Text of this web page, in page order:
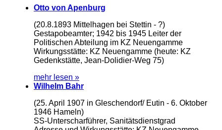
Otto von Apenburg
(20.8.1893 Mittelhagen bei Stettin - ?)
Gestapobeamter; 1942 bis 1945 Leiter der
Politischen Abteilung im KZ Neuengamme
Wirkungsstätte: KZ Neuengamme (heute: KZ
Gedenkstätte, Jean-Dolidier-Weg 75)
mehr lesen »
Wilhelm Bahr
(25. April 1907 in Gleschendorf/ Eutin - 6. Oktober
1946 Hameln)
SS-Unterscharführer, Sanitätsdienstgrad